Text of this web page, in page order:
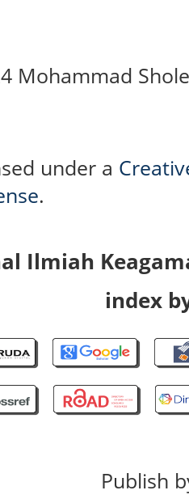
Mohammad
under a
.
Ilmiah
index
Publish